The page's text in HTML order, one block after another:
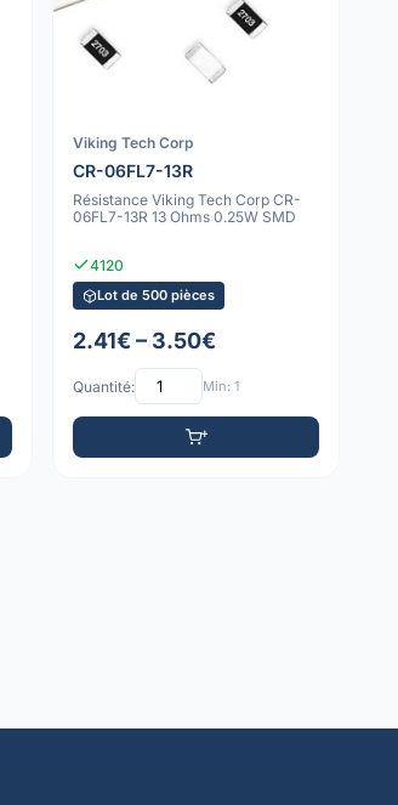
Viking Tech Corp
CR-06FL7-13R
Résistance Viking Tech Corp CR-
06FL7-13R 13 Ohms 0.25W SMD
4120
Lot de 500 pièces
2.41€ – 3.50€
Quantité: Min: 1